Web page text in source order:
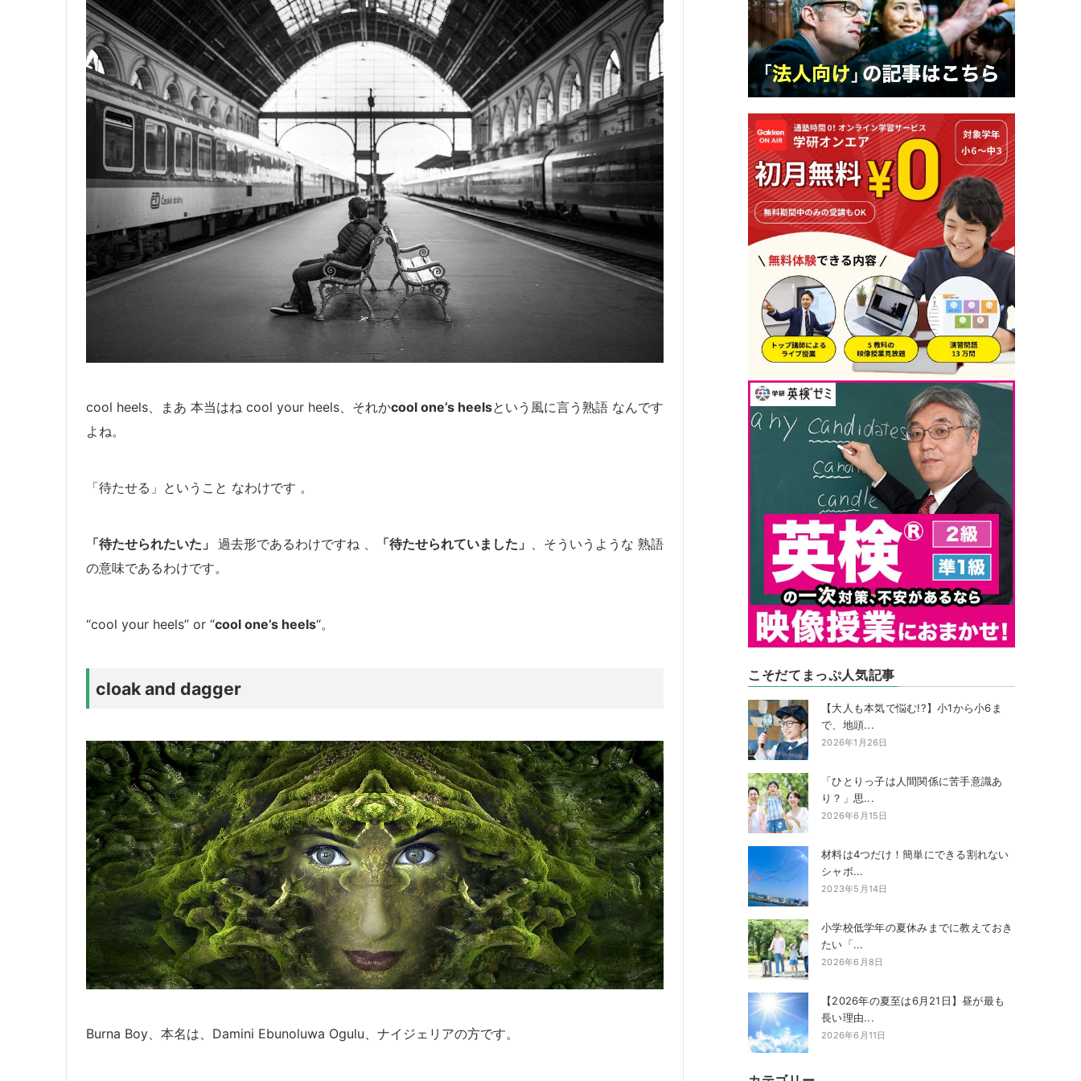
cool heels、まあ 本当はね cool your heels、それかcool one’s heelsという風に言う熟語 なんです
よね。
「待たせる」ということ なわけです 。
「待たせられたいた」 過去形であるわけですね 、 「待たせられていました」 、そういうような 熟語
の意味であるわけです。
“cool your heels” or “cool one’s heels“。
cloak and dagger
Burna Boy、本名は、Damini Ebunoluwa Ogulu、ナイジェリアの方です。
こそだてまっぷ人気記事
【大人も本気で悩む!?】小1から小6ま
で、地頭...
2026年1月26日
「ひとりっ子は人間関係に苦手意識あ
り？」思...
2026年6月15日
材料は4つだけ！簡単にできる割れない
シャボ...
2023年5月14日
小学校低学年の夏休みまでに教えておき
たい「...
2026年6月8日
【2026年の夏至は6月21日】昼が最も
長い理由...
2026年6月11日